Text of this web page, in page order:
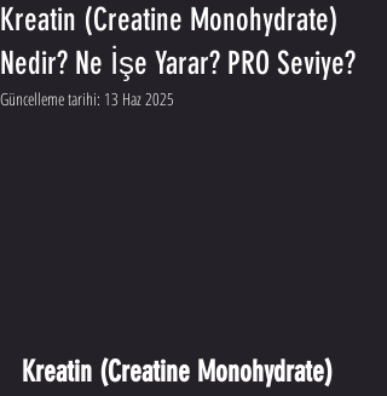
Kreatin (Creatine Monohydrate)
Nedir? Ne İşe Yarar? PRO Seviye?
Güncelleme tarihi: 13 Haz 2025
Kreatin (Creatine Monohydrate)